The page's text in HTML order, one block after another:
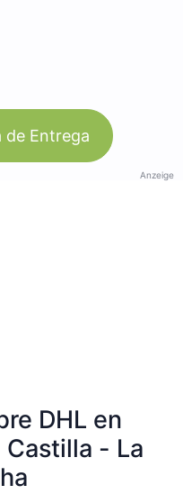
de Entrega
Anzeige
DHL en
- La